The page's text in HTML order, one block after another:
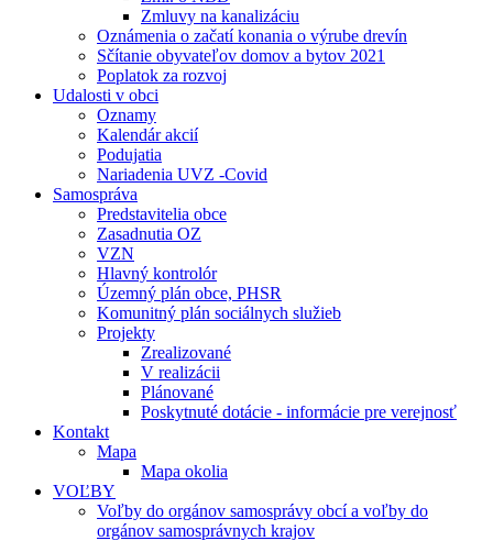
Zmluvy na kanalizáciu
Oznámenia o začatí konania o výrube drevín
Sčítanie obyvateľov domov a bytov 2021
Poplatok za rozvoj
Udalosti v obci
Oznamy
Kalendár akcií
Podujatia
Nariadenia UVZ -Covid
Samospráva
Predstavitelia obce
Zasadnutia OZ
VZN
Hlavný kontrolór
Územný plán obce, PHSR
Komunitný plán sociálnych služieb
Projekty
Zrealizované
V realizácii
Plánované
Poskytnuté dotácie - informácie pre verejnosť
Kontakt
Mapa
Mapa okolia
VOĽBY
Voľby do orgánov samosprávy obcí a voľby do
orgánov samosprávnych krajov